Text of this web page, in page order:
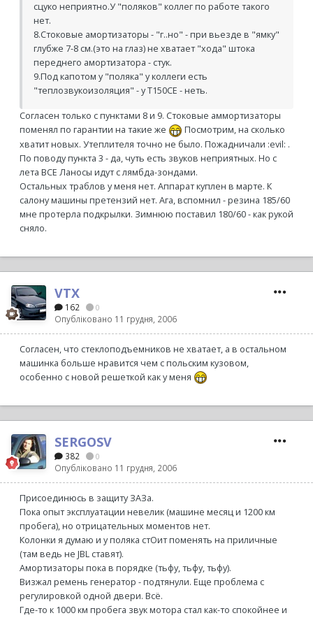
сцуко неприятно.У "поляков" коллег по работе такого
нет.
8.Стоковые амортизаторы - "г..но" - при вьезде в "ямку"
глубже 7-8 см.(это на глаз) не хватает "хода" штока
переднего амортизатора - стук.
9.Под капотом у "поляка" у коллеги есть
"теплозвукоизоляция" - у Т150CE - неть.
Согласен только с пунктами 8 и 9. Стоковые аммортизаторы
поменял по гарантии на такие же
Посмотрим, на сколько
хватит новых. Утеплителя точно не было. Пожадничали :evil: .
По поводу пункта 3 - да, чуть есть звуков неприятных. Но с
лета ВСЕ Ланосы идут с лямбда-зондами.
Остальных траблов у меня нет. Аппарат куплен в марте. К
салону машины претензий нет. Ага, вспомнил - резина 185/60
мне протерла подкрылки. Зимнюю поставил 180/60 - как рукой
сняло.
VTX
162 0
Опубліковано 11 грудня, 2006
Согласен, что стеклоподъемников не хватает, а в остальном
машинка больше нравится чем с польским кузовом,
особенно с новой решеткой как у меня
SERGOSV
382 0
Опубліковано 11 грудня, 2006
Присоединюсь в защиту ЗАЗа.
Пока опыт эксплуатации невелик (машине месяц и 1200 км
пробега), но отрицательных моментов нет.
Колонки я думаю и у поляка стОит поменять на приличные
(там ведь не JBL ставят).
Амортизаторы пока в порядке (тьфу, тьфу, тьфу).
Визжал ремень генератор - подтянули. Еще проблема с
регулировкой одной двери. Всё.
Где-то к 1000 км пробега звук мотора стал как-то спокойнее и